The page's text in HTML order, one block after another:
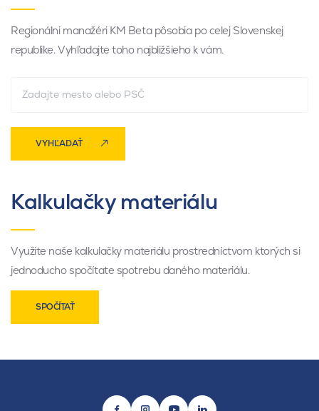
Regionálni manažéri KM Beta pôsobia po celej Slovenskej
republike. Vyhľadajte toho najbližšieho k vám.
VYHĽADAŤ
Kalkulačky materiálu
Využite naše kalkulačky materiálu prostredníctvom ktorých si
jednoducho spočítate spotrebu daného materiálu.
SPOČÍTAŤ